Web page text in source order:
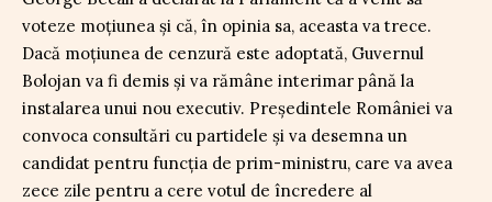
voteze moțiunea și că, în opinia sa, aceasta va trece.
Dacă moțiunea de cenzură este adoptată, Guvernul
Bolojan va fi demis și va rămâne interimar până la
instalarea unui nou executiv. Președintele României va
convoca consultări cu partidele și va desemna un
candidat pentru funcția de prim-ministru, care va avea
zece zile pentru a cere votul de încredere al